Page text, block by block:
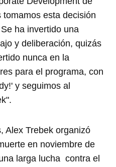
tomamos esta decisión
ha invertido una
y deliberación, quizás
nunca en la
para el programa, con
y seguimos al
Alex Trebek organizó
en noviembre de
larga lucha contra el